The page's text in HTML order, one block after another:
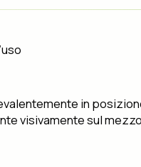
in
visivamente sul